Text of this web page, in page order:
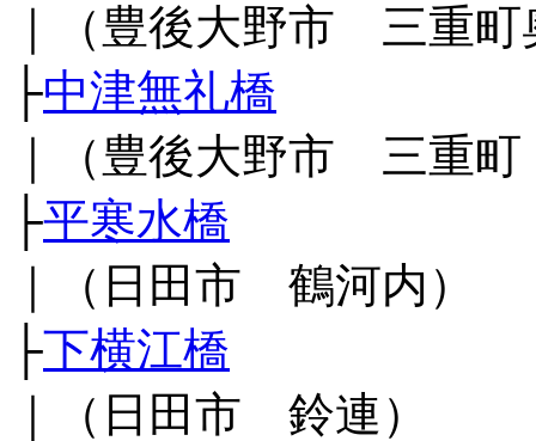
｜（豊後大野市 三重町
├中津無礼橋
｜（豊後大野市 三重
├平寒水橋
｜（日田市 鶴河内）
├下横江橋
｜（日田市 鈴連）